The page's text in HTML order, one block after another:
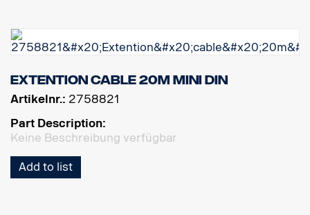
Extention cable 20m MINI DIN
Artikelnr.: 2758821
Part Description:
Keine Beschreibung verfügbar
Add to list